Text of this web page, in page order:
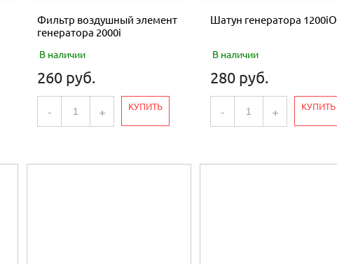
Фильтр воздушный элемент
генератора 2000i
В наличии
260 руб.
- + КУПИТЬ
Шатун генератора 1200iO
В наличии
280 руб.
- + КУПИТЬ